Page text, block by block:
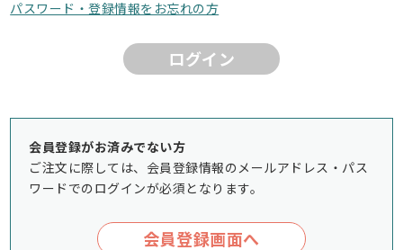
パスワード・登録情報をお忘れの方
ログイン
会員登録がお済みでない方
ご注文に際しては、会員登録情報のメールアドレス・パス
ワードでのログインが必須となります。
会員登録画面へ